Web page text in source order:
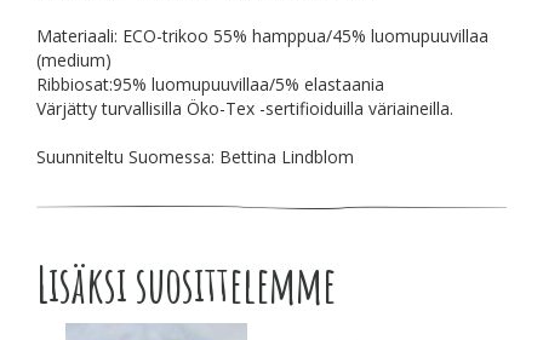
Materiaali: ECO-trikoo 55% hamppua/45% luomupuuvillaa
(medium)
Ribbiosat:95% luomupuuvillaa/5% elastaania
Värjätty turvallisilla Öko-Tex -sertifioiduilla väriaineilla.
Suunniteltu Suomessa: Bettina Lindblom
Lisäksi suosittelemme